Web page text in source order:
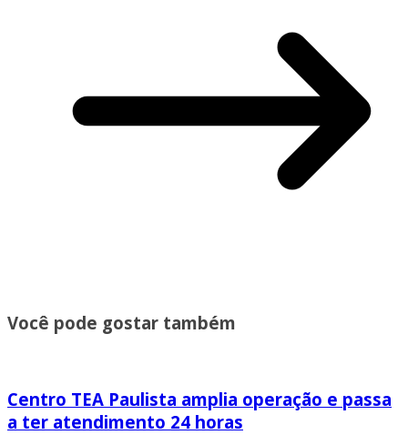
Você pode gostar também
Centro TEA Paulista amplia operação e passa
a ter atendimento 24 horas